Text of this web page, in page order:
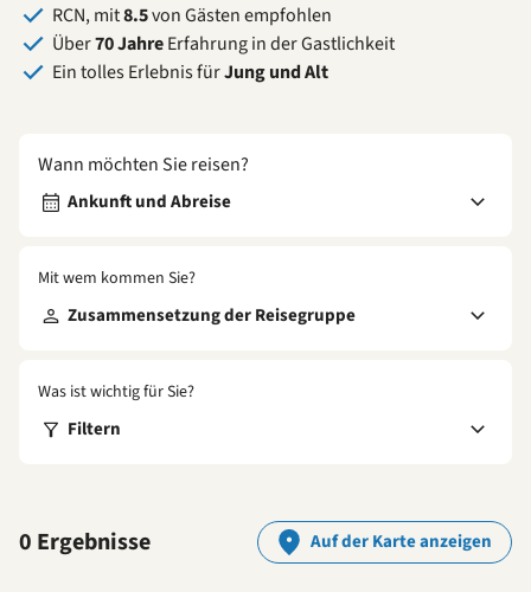
RCN, mit8.5von Gästen empfohlen
Über70 JahreErfahrung in der Gastlichkeit
Ein tolles Erlebnis fürJung und Alt
Wann möchten Sie reisen?
Ankunft und Abreise
Mit wem kommen Sie?
Zusammensetzung der Reisegruppe
Was ist wichtig für Sie?
Filtern
0 Ergebnisse Auf der Karte anzeigen